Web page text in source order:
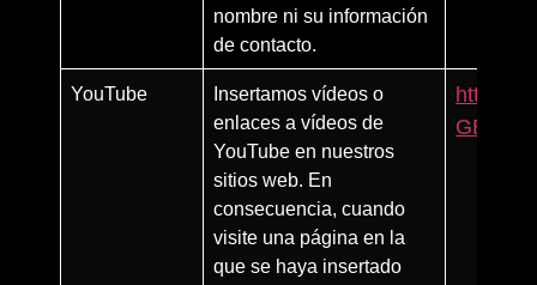
nombre ni su información
de contacto.
YouTube
Insertamos vídeos o
enlaces a vídeos de
YouTube en nuestros
sitios web. En
consecuencia, cuando
visite una página en la
que se haya insertado
https://
GB